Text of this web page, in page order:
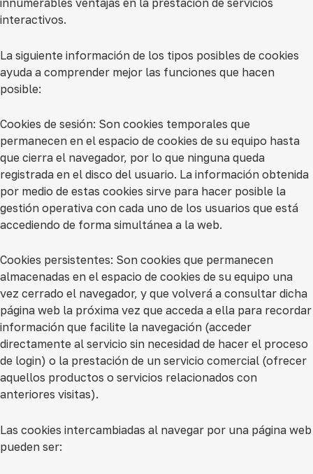
innumerables ventajas en la prestación de servicios
interactivos.
La siguiente información de los tipos posibles de cookies
ayuda a comprender mejor las funciones que hacen
posible:
Cookies de sesión: Son cookies temporales que
permanecen en el espacio de cookies de su equipo hasta
que cierra el navegador, por lo que ninguna queda
registrada en el disco del usuario. La información obtenida
por medio de estas cookies sirve para hacer posible la
gestión operativa con cada uno de los usuarios que está
accediendo de forma simultánea a la web.
Cookies persistentes: Son cookies que permanecen
almacenadas en el espacio de cookies de su equipo una
vez cerrado el navegador, y que volverá a consultar dicha
página web la próxima vez que acceda a ella para recordar
información que facilite la navegación (acceder
directamente al servicio sin necesidad de hacer el proceso
de login) o la prestación de un servicio comercial (ofrecer
aquellos productos o servicios relacionados con
anteriores visitas).
Las cookies intercambiadas al navegar por una página web
pueden ser: